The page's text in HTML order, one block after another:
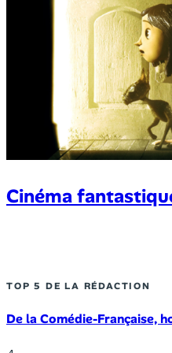
Cinéma
TOP 5 DE LA RÉDACTION
De la Comédie-Française,